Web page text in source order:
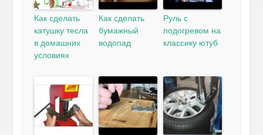
Как сделать
катушку тесла
в домашних
условиях
Как сделать
бумажный
водопад
Руль с
подогревом на
классику ютуб